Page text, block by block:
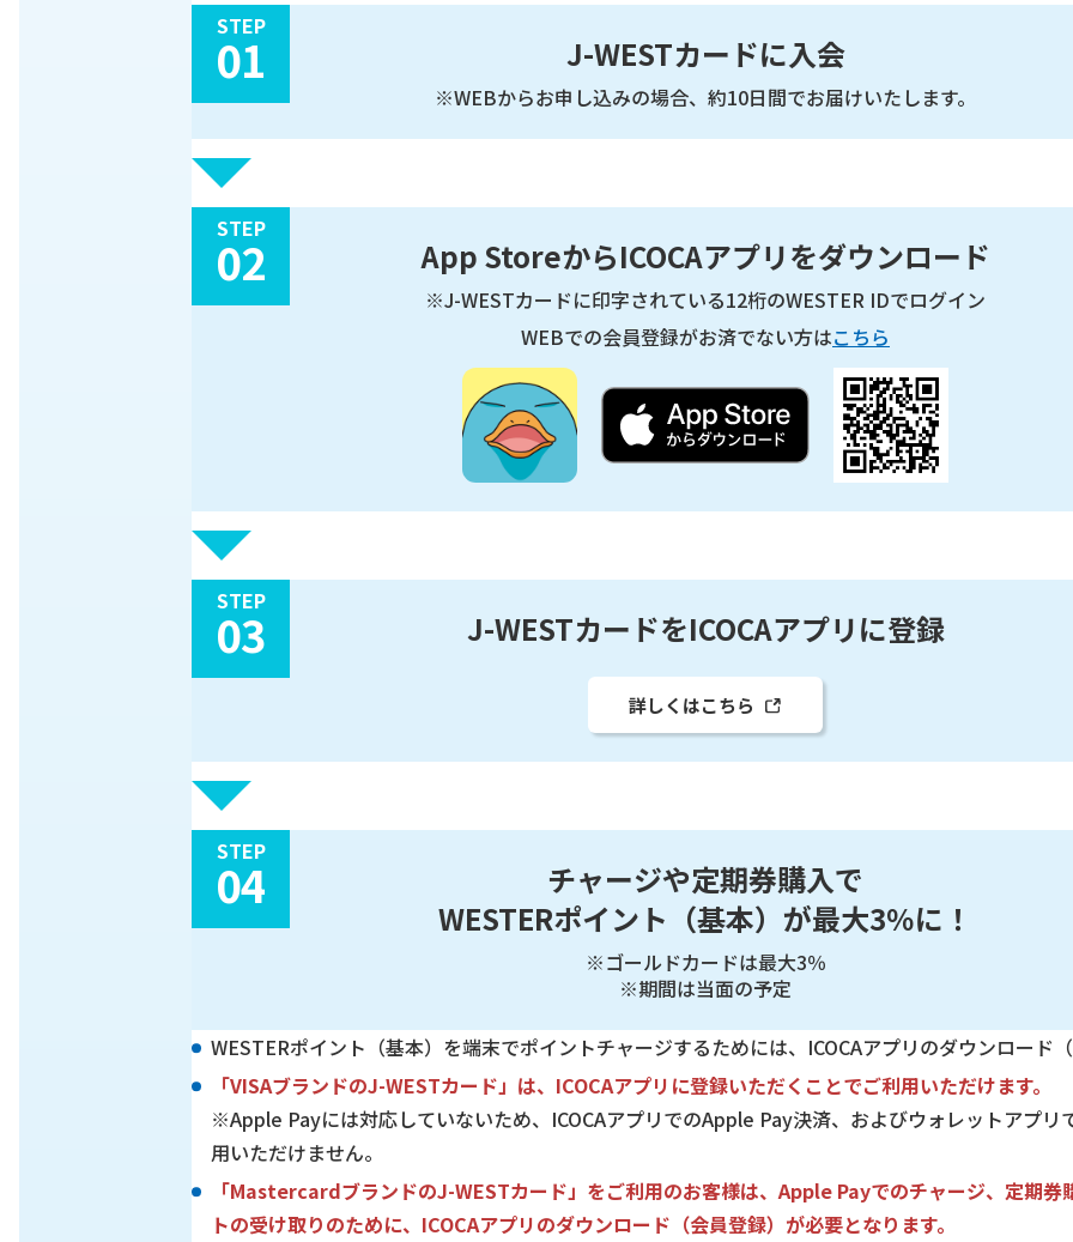
STEP
01 J-WESTカードに入会
※WEBからお申し込みの場合、約10日間でお届けいたします。
STEP
02 App StoreからICOCAアプリをダウンロード
※J-WESTカードに印字されている12桁のWESTER IDでログイン
WEBでの会員登録がお済でない方はこちら
STEP
03 J-WESTカードをICOCAアプリに登録
詳しくはこちら
STEP
04
チャージや定期券購入で
WESTERポイント（基本）が最大3％に！
※ゴールドカードは最大3％
※期間は当面の予定
WESTERポイント（基本）を端末でポイントチャージするためには、ICOCAアプリのダウンロード
「VISAブランドのJ-WESTカード」は、ICOCAアプリに登録いただくことでご利用いただけます。
※Apple Payには対応していないため、ICOCAアプリでのApple Pay決済、およびウォレットアプリ
用いただけません。
「MastercardブランドのJ-WESTカード」をご利用のお客様は、Apple Payでのチャージ、定期
トの受け取りのために、ICOCAアプリのダウンロード（会員登録）が必要となります。